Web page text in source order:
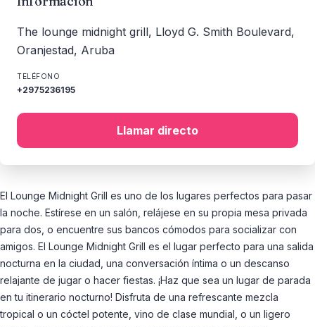
El Lounge Midnight Grill es uno de los lugares perfectos para pasar
la noche. Estírese en un salón, relájese en su propia mesa privada
para dos, o encuentre sus bancos cómodos para socializar con
amigos. El Lounge Midnight Grill es el lugar perfecto para una salida
nocturna en la ciudad, una conversación íntima o un descanso
relajante de jugar o hacer fiestas. ¡Haz que sea un lugar de parada
en tu itinerario nocturno! Disfruta de una refrescante mezcla
tropical o un cóctel potente, vino de clase mundial, o un ligero
The lounge midnight grill, Lloyd G. Smith Boulevard,
Oranjestad, Aruba
TELÉFONO
+2975236195
Llamar directo